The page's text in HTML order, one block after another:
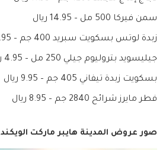
سمن فيركا 500 مل – 14.95 ريال
زبدة لوتس بسكويت سبريد 400 جم – 10.95 ريال
جيليسويد بتروليوم جيلي 250 مل – 4.95 ريال
بسكويت زبدة تيفاني 405 جم – 9.95 ريال
فطر مايرز شرائح 2840 جم – 8.95 ريال
صور عروض المدينة هايبر ماركت الويكند